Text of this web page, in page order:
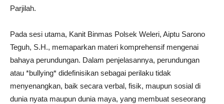
Parjilah.
Pada sesi utama, Kanit Binmas Polsek Weleri, Aiptu Sarono
Teguh, S.H., memaparkan materi komprehensif mengenai
bahaya perundungan. Dalam penjelasannya, perundungan
atau *bullying* didefinisikan sebagai perilaku tidak
menyenangkan, baik secara verbal, fisik, maupun sosial di
dunia nyata maupun dunia maya, yang membuat seseorang